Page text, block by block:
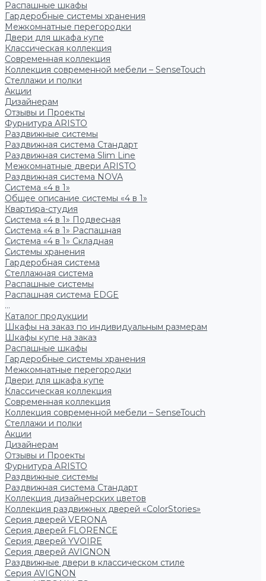
Распашные шкафы
Гардеробные системы хранения
Межкомнатные перегородки
Двери для шкафа купе
Классическая коллекция
Современная коллекция
Коллекция современной мебели – SenseTouch
Стеллажи и полки
Акции
Дизайнерам
Отзывы и Проекты
Фурнитура ARISTO
Раздвижные системы
Раздвижная система Стандарт
Раздвижная система Slim Line
Межкомнатные двери ARISTO
Раздвижная система NOVA
Система «4 в 1»
Общее описание системы «4 в 1»
Квартира-студия
Система «4 в 1» Подвесная
Система «4 в 1» Распашная
Система «4 в 1» Складная
Системы хранения
Гардеробная система
Стеллажная система
Распашные системы
Распашная система EDGE
...
Каталог продукции
Шкафы на заказ по индивидуальным размерам
Шкафы купе на заказ
Распашные шкафы
Гардеробные системы хранения
Межкомнатные перегородки
Двери для шкафа купе
Классическая коллекция
Современная коллекция
Коллекция современной мебели – SenseTouch
Стеллажи и полки
Акции
Дизайнерам
Отзывы и Проекты
Фурнитура ARISTO
Раздвижные системы
Раздвижная система Стандарт
Коллекция дизайнерских цветов
Коллекция раздвижных дверей «ColorStories»
Серия дверей VERONA
Серия дверей FLORENCE
Серия дверей YVOIRE
Серия дверей AVIGNON
Раздвижные двери в классическом стиле
Серия AVIGNON